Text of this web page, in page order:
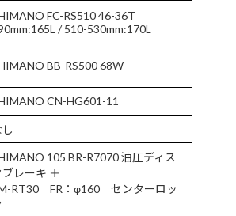
FC-RS510 46-36T
/ 510-530mm:170L
BB-RS500 68W
CN-HG601-11
105 BR-R7070 油圧ディス
ブレーキ ＋
RT30 FR：φ160 センターロッ